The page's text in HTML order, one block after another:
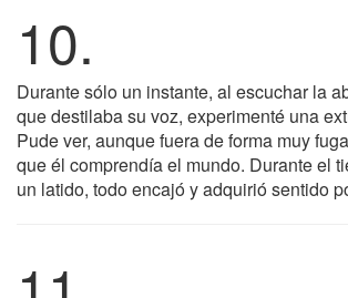
10.
Durante sólo un instante, al escuchar la
que destilaba su voz, experimenté una
Pude ver, aunque fuera de forma muy
que él comprendía el mundo. Durante el
un latido, todo encajó y adquirió sentido